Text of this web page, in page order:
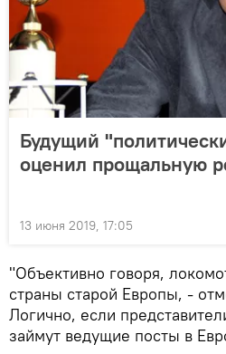
Будущий
оценил прощальную
13 июня 2019, 17:05
"Объективно говоря,
страны старой Европы, -
Логично, если
займут ведущие посты в